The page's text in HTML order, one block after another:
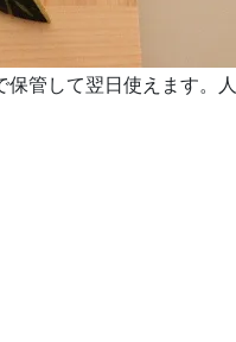
管して翌日使えます。人